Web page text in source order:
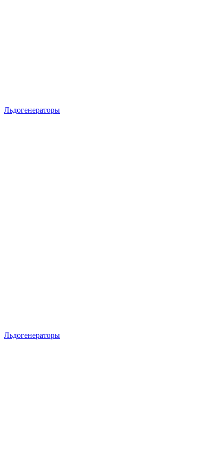
Льдогенераторы
Льдогенераторы